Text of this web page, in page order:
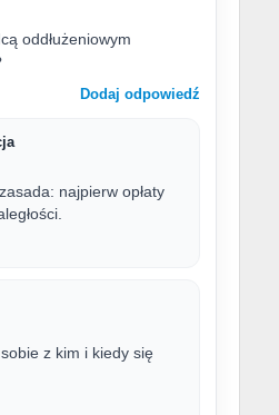
oddłużeniowym
Dodaj odpowiedź
najpierw opłaty
z kim i kiedy się